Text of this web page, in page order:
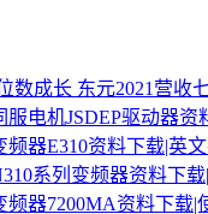
数成长 东元2021营收
服电机JSDEP驱动器资
频器E310资料下载|英
系列变频器资料下
频器7200MA资料下载|